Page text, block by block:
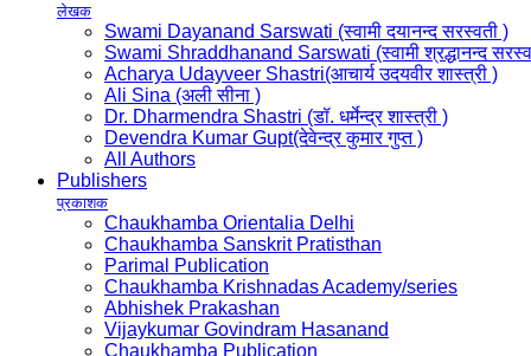
लेखक
Swami Dayanand Sarswati (स्वामी दयानन्द सरस्वती )
Swami Shraddhanand Sarswati (स्वामी श्रद्धानन्द
Acharya Udayveer Shastri(आचार्य उदयवीर शास्त्री )
Ali Sina (अली सीना )
Dr. Dharmendra Shastri (डॉ. धर्मेन्द्र शास्त्री )
Devendra Kumar Gupt(देवेन्द्र कुमार गुप्त )
All Authors
Publishers
प्रकाशक
Chaukhamba Orientalia Delhi
Chaukhamba Sanskrit Pratisthan
Parimal Publication
Chaukhamba Krishnadas Academy/series
Abhishek Prakashan
Vijaykumar Govindram Hasanand
Chaukhamba Publication